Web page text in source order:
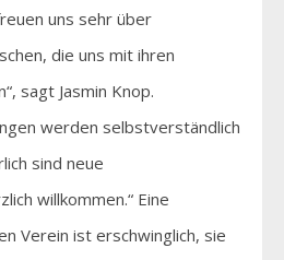
uns sehr über
die uns mit ihren
sagt Jasmin Knop.
werden selbstverständlich
sind neue
willkommen.“ Eine
Verein ist erschwinglich, sie